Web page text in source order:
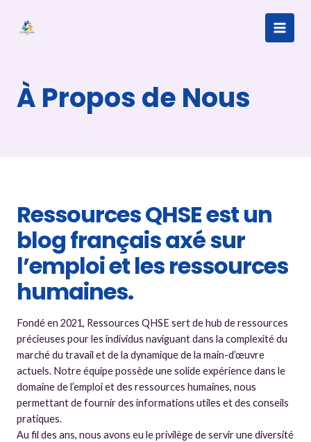
Main
À Propos de Nous
Ressources QHSE est un
blog français axé sur
l’emploi et les ressources
humaines.
Fondé en 2021, Ressources QHSE sert de hub de ressources
précieuses pour les individus naviguant dans la complexité du
marché du travail et de la dynamique de la main-d’œuvre
actuels. Notre équipe possède une solide expérience dans le
domaine de l’emploi et des ressources humaines, nous
permettant de fournir des informations utiles et des conseils
pratiques.
Au fil des ans, nous avons eu le privilège de servir une diversité